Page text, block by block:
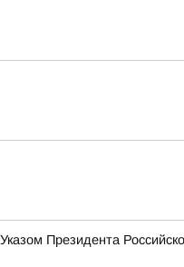
Президента